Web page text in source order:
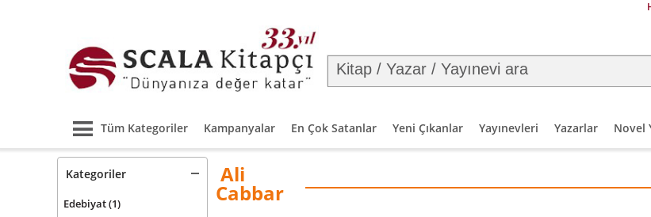
Tüm Kategoriler Kampanyalar En Çok Satanlar Yeni Çıkanlar Yayınevleri Yazarlar Novel
Kategoriler
Edebiyat(1)
Ali
Cabbar